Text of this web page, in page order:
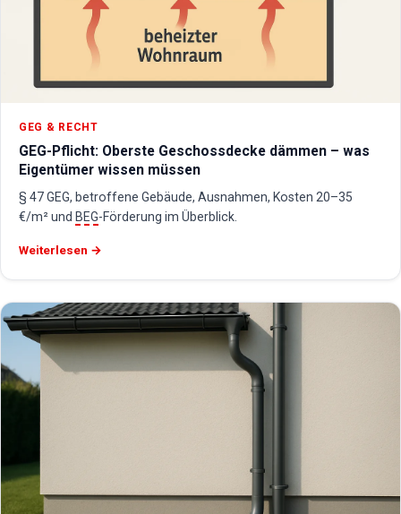
GEG & RECHT
GEG-Pflicht: Oberste Geschossdecke dämmen – was
Eigentümer wissen müssen
§ 47 GEG, betroffene Gebäude, Ausnahmen, Kosten 20–35
€/m² und BEG-Förderung im Überblick.
Weiterlesen →